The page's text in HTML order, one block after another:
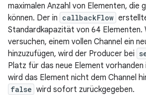
maximalen Anzahl von Elementen, die
können. Der in callbackFlow
Standardkapazität von 64 Elementen.
versuchen, einem vollen Channel ein
hinzuzufügen, wird der Producer bei
Platz für das neue Element vorhanden
wird das Element nicht dem Channel
false wird sofort zurückgegeben.